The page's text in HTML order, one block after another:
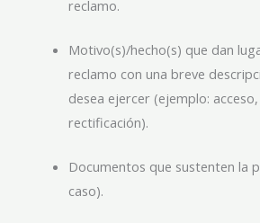
reclamo.
Motivo(s)/hecho(s) que dan
reclamo con una breve
desea ejercer (ejemplo:
rectificación).
Documentos que sustenten la
caso).